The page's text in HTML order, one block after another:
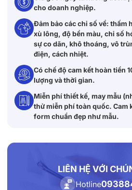
cho doanh nghiệp.
Đảm bảo các chỉ số về: thấm
xù lông, độ bền màu, chỉ số
sự co dãn, khô thoáng, vô
điện, cách nhiệt.
Có chế độ cam kết hoàn tiền
lượng và thời gian.
Miễn phí thiết kế, may mẫu
thử miễn phí toàn quốc. Cam
form chuẩn đẹp như mẫu.
LIÊN HỆ VỚI
Hotline